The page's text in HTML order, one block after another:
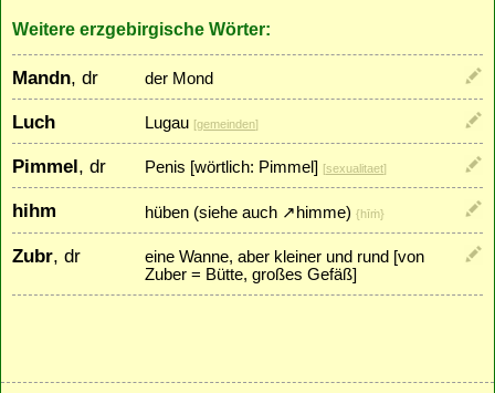
Weitere erzgebirgische Wörter:
Mandn, dr der Mond
Luch Lugau [gemeinden]
Pimmel, dr Penis [wörtlich: Pimmel] [sexualitaet]
hihm hüben (siehe auch ↗ himme) {hīṁ}
Zubr, dr
eine Wanne, aber kleiner und rund [von
Zuber = Bütte, großes Gefäß]